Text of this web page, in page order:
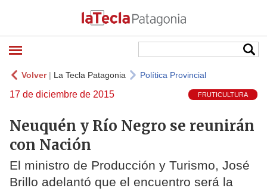
Volver| La Tecla Patagonia Política Provincial
17 de diciembre de 2015 FRUTICULTURA
Neuquén y Río Negro se reunirán
con Nación
El ministro de Producción y Turismo, José
Brillo adelantó que el encuentro será la